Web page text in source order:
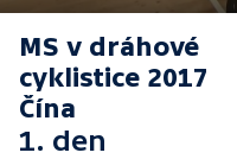
MS v dráhové
cyklistice 2017
Čína
1. den